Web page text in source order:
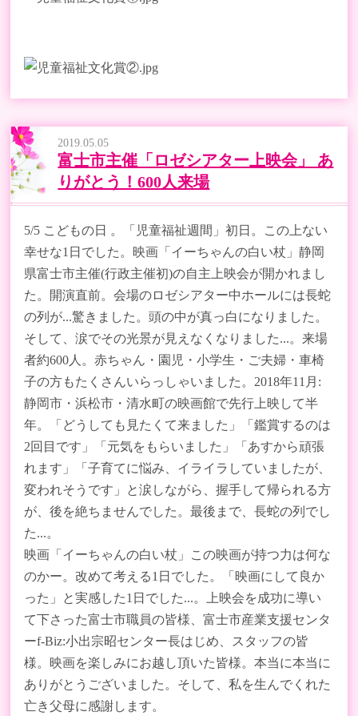
2019.05.05
富士市主催「ロゼシアター上映会」 あ
りがとう！600人来場
5/5 こどもの日 。「児童福祉週間」初日。この上ない
幸せな1日でした。映画「イーちゃんの白い杖」静岡
県富士市主催(行政主催初)の自主上映会が開かれまし
た。開演直前。会場のロゼシアター中ホールには長蛇
の列が...驚きました。頭の中が真っ白になりました。
そして、涙でその光景が見えなくなりました...。来場
者約600人。赤ちゃん・園児・小学生・ご夫婦・車椅
子の方もたくさんいらっしゃいました。2018年11月:
静岡市・浜松市・清水町の映画館で先行上映して半
年。「どうしても見たくて来ました」「鑑賞するのは
2回目です」「元気をもらいました」「あすから頑張
れます」「子育てに悩み、イライラしていましたが、
変われそうです」と涙しながら、握手して帰られる方
が、後を絶ちませんでした。最後まで、長蛇の列でし
た...。
映画「イーちゃんの白い杖」この映画が持つ力は何な
のかー。改めて考える1日でした。「映画にして良か
った」と実感した1日でした...。上映会を成功に導い
て下さった富士市職員の皆様、富士市産業支援センタ
ーf-Biz:小出宗昭センター長はじめ、スタッフの皆
様。映画を楽しみにお越し頂いた皆様。本当に本当に
ありがとうございました。そして、私を生んでくれた
亡き父母に感謝します。